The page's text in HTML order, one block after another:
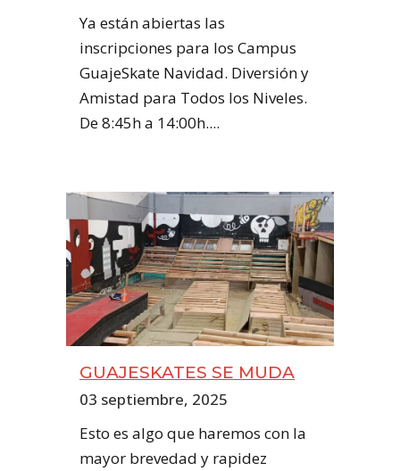
Ya están abiertas las
inscripciones para los Campus
GuajeSkate Navidad. Diversión y
Amistad para Todos los Niveles.
De 8:45h a 14:00h....
GUAJESKATES SE MUDA
03 septiembre, 2025
Esto es algo que haremos con la
mayor brevedad y rapidez